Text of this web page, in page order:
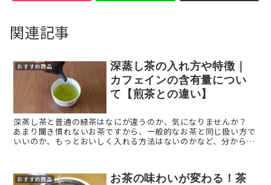
関連記事
おすすめ商品
深蒸し茶の入れ方や特徴｜
カフェインの含有量につい
て【煎茶との違い】
深蒸し茶と普通の緑茶はなにが違うのか、気になりませんか？
あまり聞き慣れないお茶ですから、一般的なお茶と同じ扱い方で
いいのか、もっとおいしく入れる方法はないのかなど、分からな
おすすめ商品
お茶の味わいが変わる！茶